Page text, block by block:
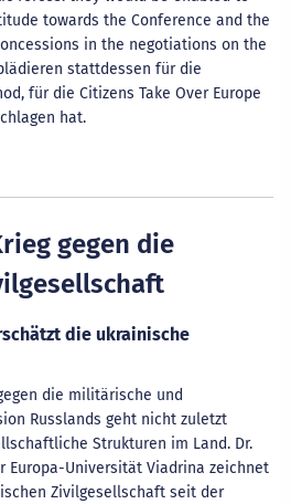
towards the Conference and the
in the negotiations on the
stattdessen für die
für die Citizens Take Over Europe
hat.
gegen die
die ukrainische
die militärische und
Russlands geht nicht zuletzt
Strukturen im Land. Dr.
Europa-Universität Viadrina zeichnet
Zivilgesellschaft seit der